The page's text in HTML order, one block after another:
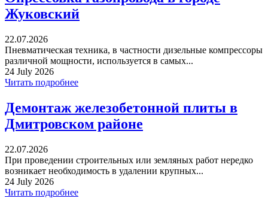
Жуковский
22.07.2026
Пневматическая техника, в частности дизельные компрессоры
различной мощности, используется в самых...
24 July 2026
Читать подробнее
Демонтаж железобетонной плиты в
Дмитровском районе
22.07.2026
При проведении строительных или земляных работ нередко
возникает необходимость в удалении крупных...
24 July 2026
Читать подробнее